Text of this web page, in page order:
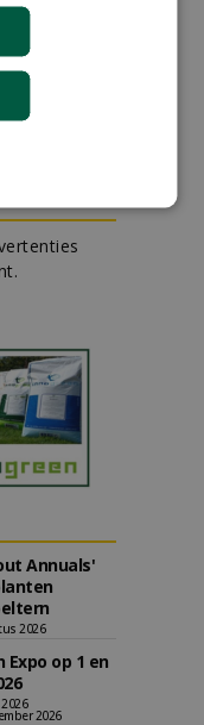
Annuals'
2026
Expo op 1 en
2026